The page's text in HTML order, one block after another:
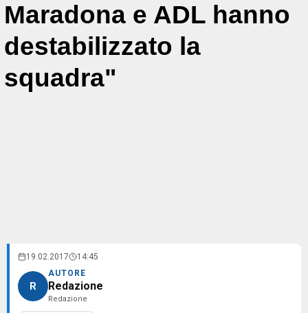
Maradona e ADL hanno
destabilizzato la
squadra"
19.02.2017 14:45
R
AUTORE
Redazione
Redazione